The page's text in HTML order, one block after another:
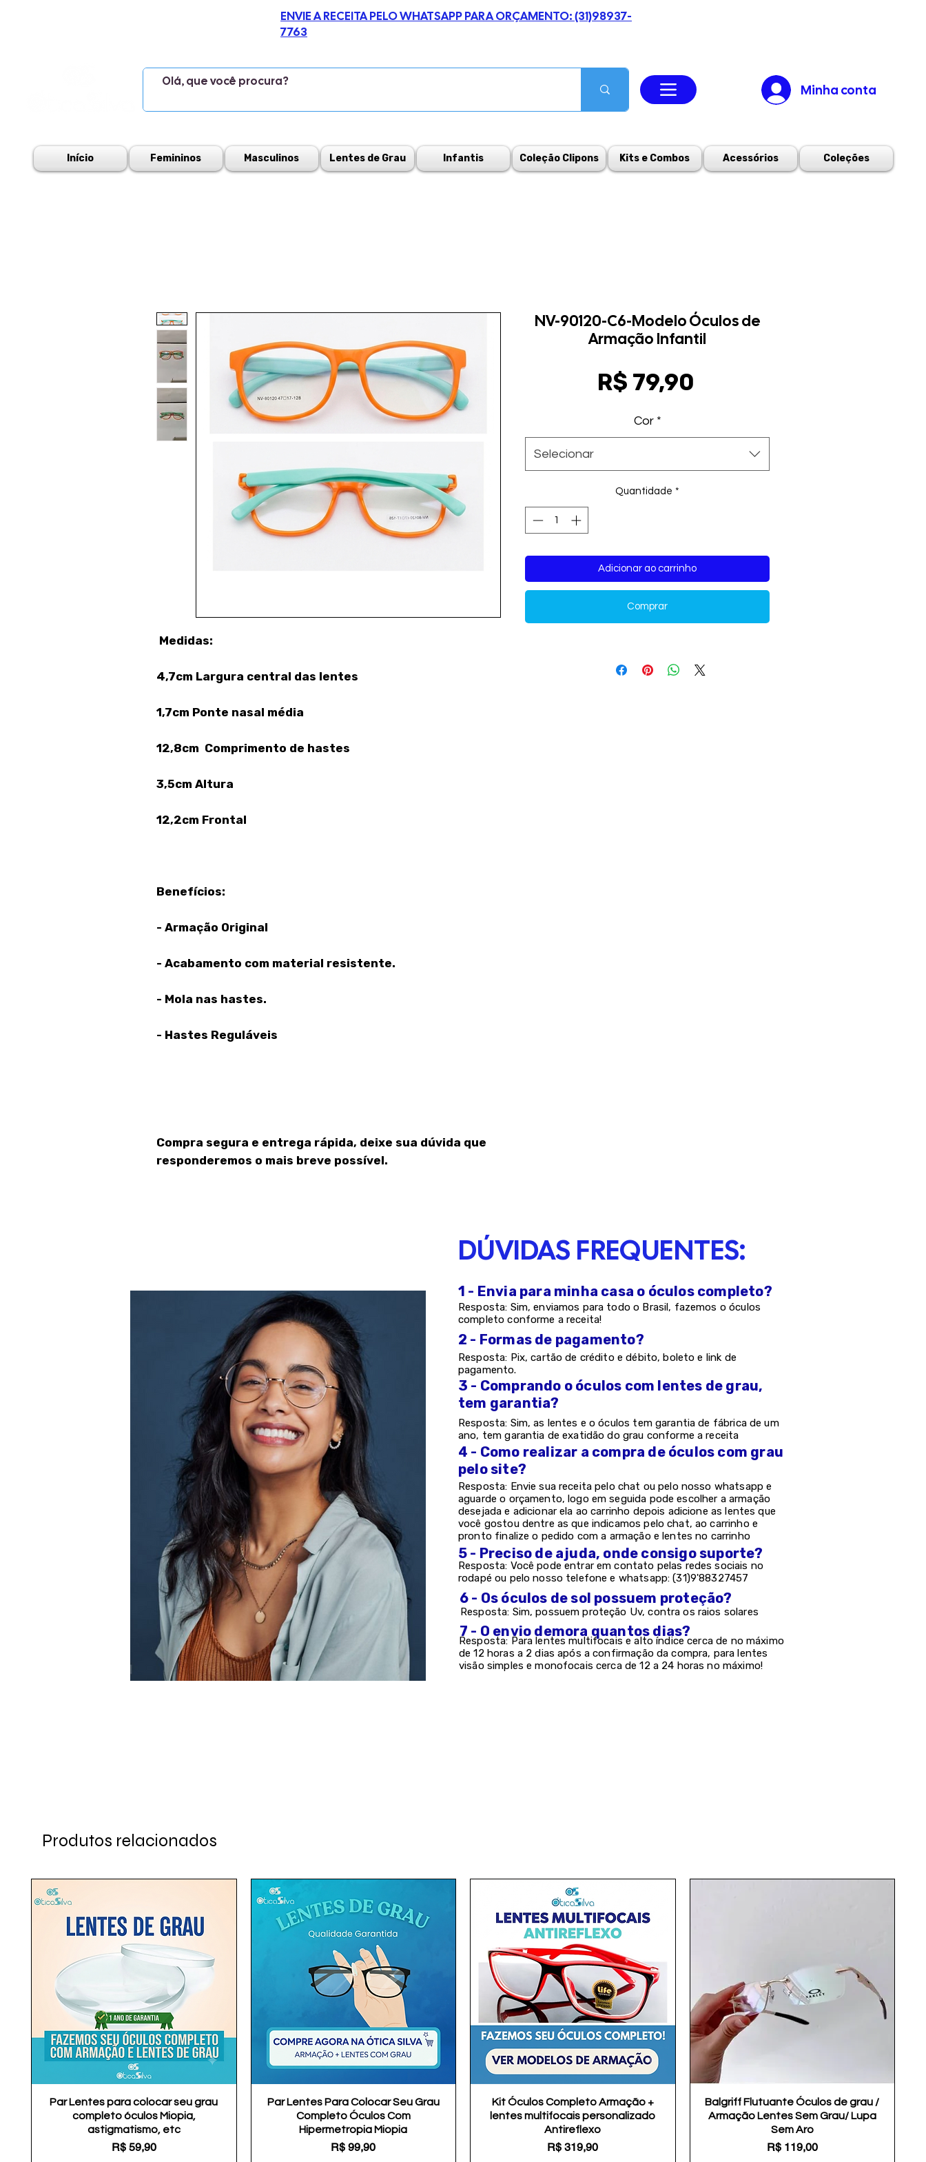
ENVIE A RECEITA PELO WHATSAPP PARA ORÇAMENTO: (31)98937-
7763
Minha conta
Início Femininos Masculinos Lentes de Grau Infantis Coleção Clipons Kits e Combos Acessórios Coleções
Medidas:
4,7cm Largura central das lentes
1,7cm Ponte nasal média
12,8cm Comprimento de hastes
3,5cm Altura
12,2cm Frontal
Benefícios:
- Armação Original
- Acabamento com material resistente.
- Mola nas hastes.
- Hastes Reguláveis
Compra segura e entrega rápida, deixe sua dúvida que
responderemos o mais breve possível.
NV-90120-C6-Modelo Óculos de
Armação Infantil
R$ 79,90
Cor *
Selecionar
Quantidade *
Adicionar ao carrinho
Comprar
DÚVIDAS FREQUENTES:
1 - Envia para minha casa o óculos completo?
Resposta: Sim, enviamos para todo o Brasil, fazemos o óculos
completo conforme a receita!
2 - Formas de pagamento?
Resposta: Pix, cartão de crédito e débito, boleto e link de
pagamento.
3 - Comprando o óculos com lentes de grau,
tem garantia?
Resposta: Sim, as lentes e o óculos tem garantia de fábrica de um
ano, tem garantia de exatidão do grau conforme a receita
4 - Como realizar a compra de óculos com grau
pelo site?
Resposta: Envie sua receita pelo chat ou pelo nosso whatsapp e
aguarde o orçamento, logo em seguida pode escolher a armação
desejada e adicionar ela ao carrinho depois adicione as lentes que
você gostou dentre as que indicamos pelo chat, ao carrinho e
pronto finalize o pedido com a armação e lentes no carrinho
5 - Preciso de ajuda, onde consigo suporte?
Resposta: Você pode entrar em contato pelas redes sociais no
rodapé ou pelo nosso telefone e whatsapp: (31)9'88327457
6 - Os óculos de sol possuem proteção?
Resposta: Sim, possuem proteção Uv, contra os raios solares
7 - O envio demora quantos dias?
Resposta: Para lentes multifocais e alto índice cerca de no máximo
de 12 horas a 2 dias após a confirmação da compra, para lentes
visão simples e monofocais cerca de 12 a 24 horas no máximo!
Produtos relacionados
Visualização rápida
Par Lentes para colocar seu grau
completo óculos Miopia,
astigmatismo, etc
Preço
R$ 59,90
Visualização rápida
Par Lentes Para Colocar Seu Grau
Completo Óculos Com
Hipermetropia Miopia
Preço
R$ 99,90
Visualização rápida
Kit Óculos Completo Armação +
lentes multifocais personalizado
Antireflexo
Preço
R$ 319,90
Visualização rápida
Balgriff Flutuante Óculos de grau /
Armação Lentes Sem Grau/ Lupa
Sem Aro
Preço
R$ 119,00